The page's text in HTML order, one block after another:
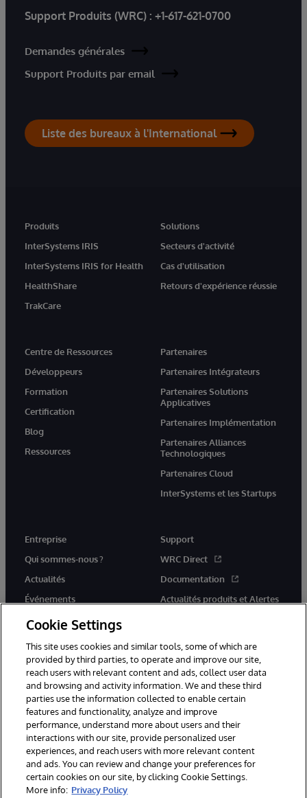
Support Produits (WRC) : +1-617-621-0700
Demandes générales
Support Produits par email
Liste des bureaux à l'International
Produits
InterSystems IRIS
InterSystems IRIS for Health
HealthShare
TrakCare
Solutions
Secteurs d'activité
Cas d'utilisation
Retours d'expérience réussie
Centre de Ressources
Développeurs
Formation
Certification
Blog
Ressources
Partenaires
Partenaires Intégrateurs
Partenaires Solutions
Applicatives
Partenaires Implémentation
Partenaires Alliances
Technologiques
Partenaires Cloud
InterSystems et les Startups
Entreprise
Qui sommes-nous ?
Actualités
Événements
Rejoignez-nous
Support
WRC Direct
Documentation
Actualités produits et Alertes
© 1996-2026 InterSystems Corporation, Cambridge, MA. Tous droits
réservés.
Mentions légales
Déclaration de confidentialité d'InterSystems Corporation
Garantie
Accessibilité
Cookie Settings
This site uses cookies and similar tools, some of which are
provided by third parties, to operate and improve our site,
reach users with relevant content and ads, collect user data
and browsing and activity information. We and these third
parties use the information collected to enable certain
features and functionality, analyze and improve
performance, understand more about users and their
interactions with our site, provide personalized user
experiences, and reach users with more relevant content
and ads. You can review and change your preferences for
certain cookies on our site, by clicking Cookie Settings.
More info: Privacy Policy